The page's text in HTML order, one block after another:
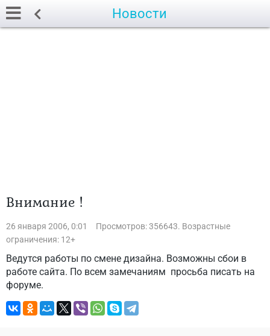
Новости
Внимание !
26 января 2006, 0:01
Просмотров: 356643. Возрастные
ограничения: 12+
Ведутся работы по смене дизайна. Возможны сбои в
работе сайта. По всем замечаниям просьба писать на
форуме.